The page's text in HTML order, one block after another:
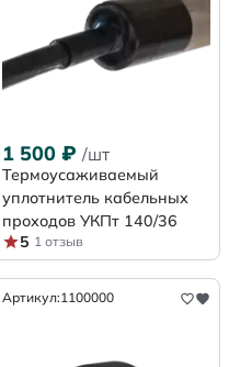
1 500 ₽ /шт
Термоусаживаемый
уплотнитель кабельных
проходов УКПт 140/36
5 1 отзыв
Артикул:1100000